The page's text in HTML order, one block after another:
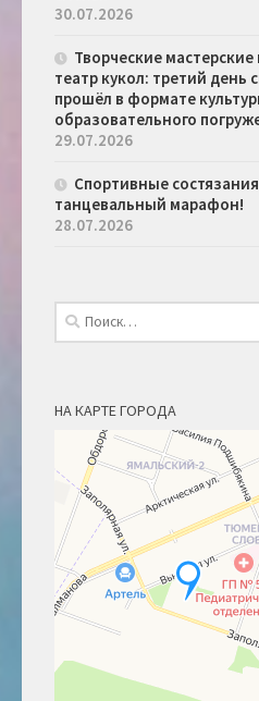
30.07.2026
Творческие
театр кукол: третий день
прошёл в формате
образовательного
29.07.2026
Спортивные
танцевальный марафон!
28.07.2026
Найти:
НА КАРТЕ ГОРОДА